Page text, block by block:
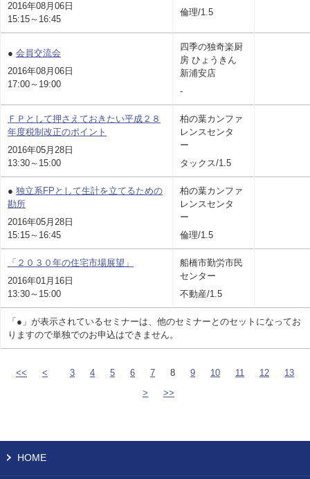
「●」が表示されているセミナーは、他のセミナーとのセットになってお
りますので単独でのお申込はできません。
2016年08月06日
15:15～16:45
倫理/1.5
● 会員交流会
2016年08月06日
17:00～19:00
四季の独奇楽厨
房 ひょうきん
新浦安店
-
ＦＰとして押さえておきたい平成２８
年度税制改正のポイント
2016年05月28日
13:30～15:00
柏の葉カンファ
レンスセンタ
ー
タックス/1.5
● 独立系FPとして生計を立てるための
勘所
2016年05月28日
15:15～16:45
柏の葉カンファ
レンスセンタ
ー
倫理/1.5
「２０３０年の住宅市場展望」
2016年01月16日
13:30～15:00
船橋市勤労市民
センター
不動産/1.5
<< < 3 4 5 6 7 8 9 10 11 12
13
>
>>
HOME